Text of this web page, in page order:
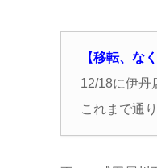
【移転、な
12/18に伊丹
これまで通